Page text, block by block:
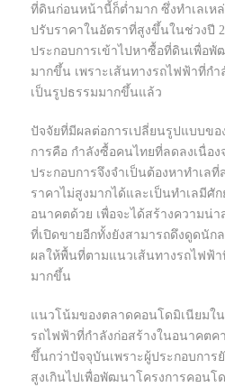
ที่ดินก่อนหน้านี้ก็ต่ำมาก ซึ่งทำเลเ
ปรับราคาในอัตราที่สูงขึ้นในช่วงปี
ประกอบการเข้าไปหาซื้อที่ดินเพื่อ
มากขึ้น เพราะเส้นทางรถไฟฟ้าที่ก
เป็นรูปธรรมมากขึ้นแล้ว
ปัจจัยที่มีผลต่อการเปลี่ยนรูปแบบขอ
การคือ กำลังซื้อคนไทยที่ลดลงเนื่อง
ประกอบการจึงจำเป็นต้องหาทำเล
ราคาไม่สูงมากได้และเป็นทำเลมีศั
อนาคตด้วย เพื่อจะได้สร้างความน่
ที่เปิดขายอีกทั้งยังสามารถดึงดูดนัก
ผลให้พื้นที่ตามแนวเส้นทางรถไฟฟ้า
มากขึ้น
แนวโน้มของตลาดคอนโดมิเนียมใ
รถไฟฟ้าที่กำลังก่อสร้างในอนาคตค
ขึ้นกว่าปัจจุบันเพราะผู้ประกอบการ
สูงเกินไปเพื่อพัฒนาโครงการคอนโ